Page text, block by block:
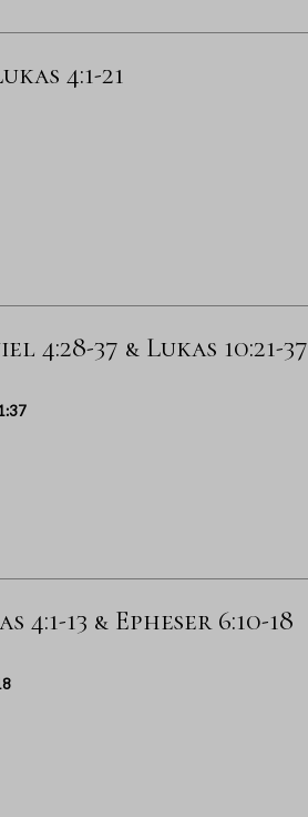
4:1-21
4:28-37 & Lukas 10:21-37
13 & Epheser 6:10-18